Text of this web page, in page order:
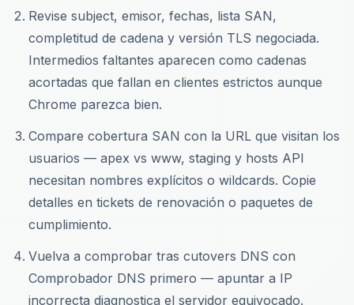
Revise subject, emisor, fechas, lista SAN,
completitud de cadena y versión TLS negociada.
Intermedios faltantes aparecen como cadenas
acortadas que fallan en clientes estrictos aunque
Chrome parezca bien.
Compare cobertura SAN con la URL que visitan los
usuarios — apex vs www, staging y hosts API
necesitan nombres explícitos o wildcards. Copie
detalles en tickets de renovación o paquetes de
cumplimiento.
Vuelva a comprobar tras cutovers DNS con
Comprobador DNS primero — apuntar a IP
incorrecta diagnostica el servidor equivocado.